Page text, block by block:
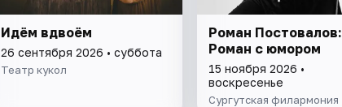
Идём вдвоём
26 сентября 2026 • суббота
Театр кукол
Роман Постовалов:
Роман с юмором
15 ноября 2026 •
воскресенье
Сургутская филармония